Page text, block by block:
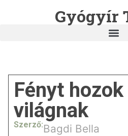
Gyógyír
Fényt hozok
világnak
Szerző:Bagdi Bella